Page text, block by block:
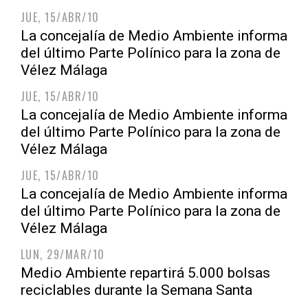
JUE, 15/ABR/10
La concejalía de Medio Ambiente informa
del último Parte Polínico para la zona de
Vélez Málaga
JUE, 15/ABR/10
La concejalía de Medio Ambiente informa
del último Parte Polínico para la zona de
Vélez Málaga
JUE, 15/ABR/10
La concejalía de Medio Ambiente informa
del último Parte Polínico para la zona de
Vélez Málaga
LUN, 29/MAR/10
Medio Ambiente repartirá 5.000 bolsas
reciclables durante la Semana Santa